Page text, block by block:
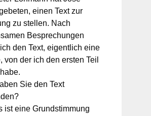
einen Text zur
zu stellen. Nach
Besprechungen
den Text, eigentlich eine
von der ich den ersten Teil
Sie den Text
ist eine Grundstimmung